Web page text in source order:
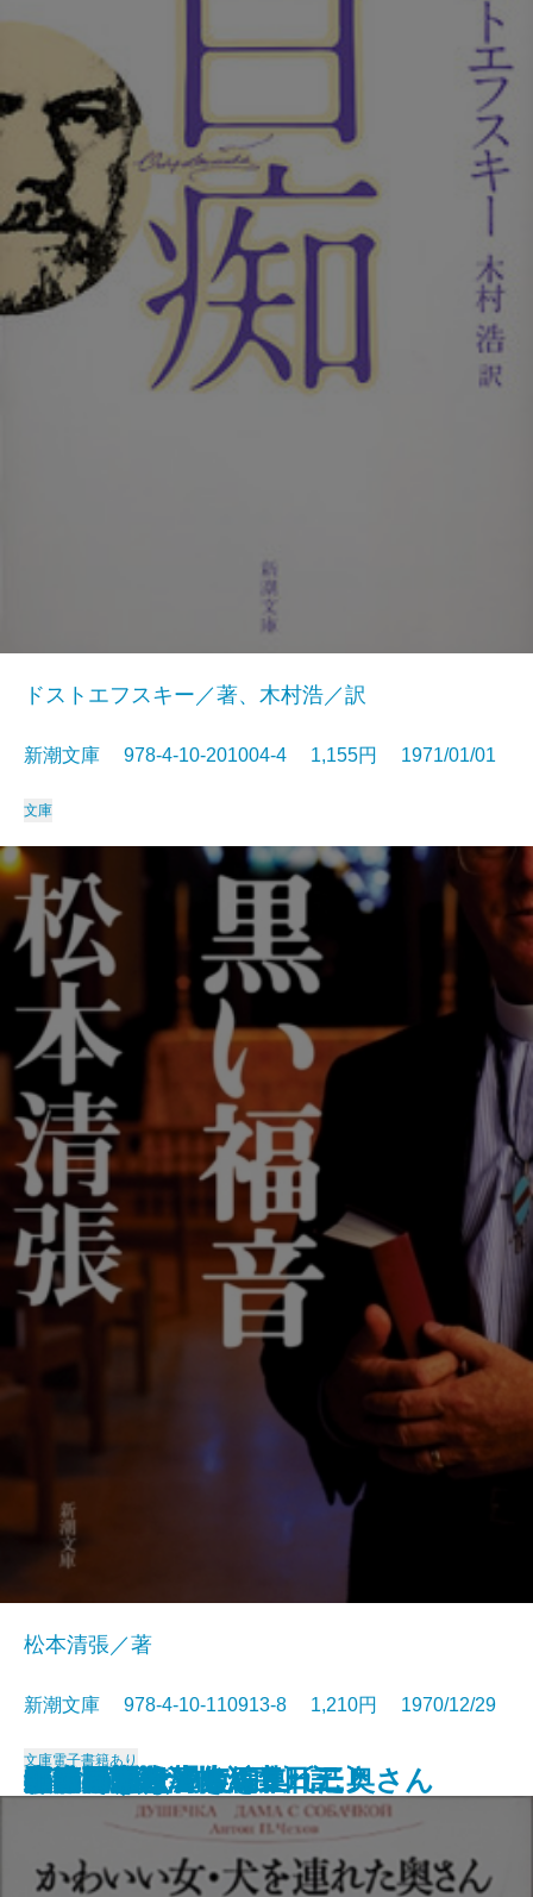
モーパッサン短編集〔三〕
ゼロの焦点
水いらず
モーパッサン短編集〔二〕
おごそかな渇き
モーパッサン短編集〔一〕
居酒屋
白痴〔上〕
白痴〔下〕
ドストエフスキー／著、木村浩／訳
新潮文庫 978-4-10-201004-4 1,155円 1971/01/01
文庫
黒い福音
松本清張／著
新潮文庫 978-4-10-110913-8 1,210円 1970/12/29
文庫電子書籍あり
かわいい女・犬を連れた奥さん
第四間氷期
遅れてきた青年
おさん
眠狂四郎殺法帖〔下〕
眠狂四郎殺法帖〔上〕
黒い雨
半生の記
牛肉と馬鈴薯・酒中日記
飢餓同盟